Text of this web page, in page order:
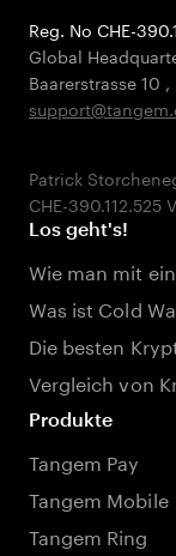
Reg. No CHE-
Global
Baarerstrasse 10 ,
Patrick
Los geht's!
Wie man mit
Was ist Cold
Die besten
Vergleich von
Produkte
Tangem Pay
Tangem Mobile
Tangem Ring